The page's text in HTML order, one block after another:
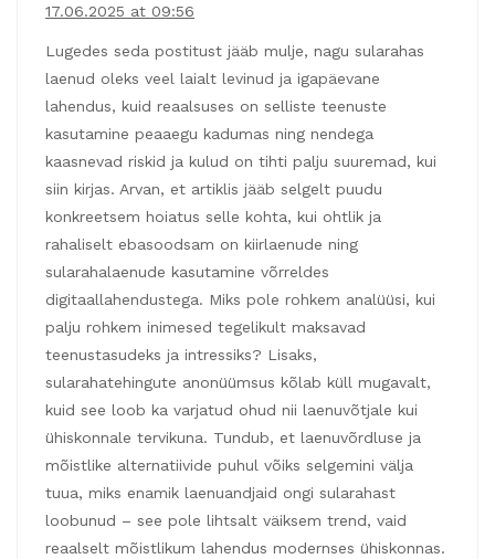
17.06.2025 at 09:56
Lugedes seda postitust jääb mulje, nagu sularahas
laenud oleks veel laialt levinud ja igapäevane
lahendus, kuid reaalsuses on selliste teenuste
kasutamine peaaegu kadumas ning nendega
kaasnevad riskid ja kulud on tihti palju suuremad, kui
siin kirjas. Arvan, et artiklis jääb selgelt puudu
konkreetsem hoiatus selle kohta, kui ohtlik ja
rahaliselt ebasoodsam on kiirlaenude ning
sularahalaenude kasutamine võrreldes
digitaallahendustega. Miks pole rohkem analüüsi, kui
palju rohkem inimesed tegelikult maksavad
teenustasudeks ja intressiks? Lisaks,
sularahatehingute anonüümsus kõlab küll mugavalt,
kuid see loob ka varjatud ohud nii laenuvõtjale kui
ühiskonnale tervikuna. Tundub, et laenuvõrdluse ja
mõistlike alternatiivide puhul võiks selgemini välja
tuua, miks enamik laenuandjaid ongi sularahast
loobunud – see pole lihtsalt väiksem trend, vaid
reaalselt mõistlikum lahendus modernses ühiskonnas.